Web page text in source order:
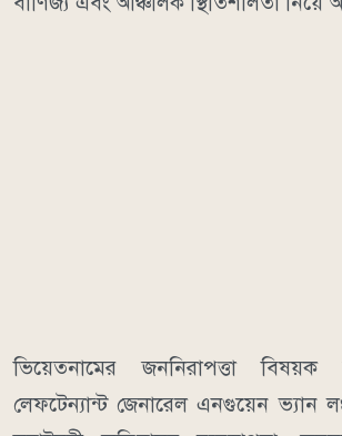
ভিয়েতনামের জননিরাপত্তা বিষয়ক
লেফটেন্যান্ট জেনারেল এনগুয়েন ভ্যান